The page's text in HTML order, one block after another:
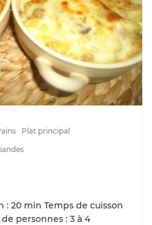
Plat principal
: 20 min Temps de cuisson
personnes : 3 à 4